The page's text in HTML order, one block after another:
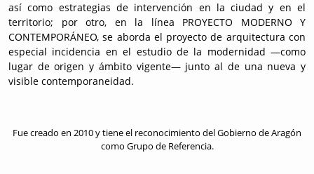
así como estrategias de intervención en la ciudad y en el
territorio; por otro, en la línea PROYECTO MODERNO Y
CONTEMPORÁNEO, se aborda el proyecto de arquitectura con
especial incidencia en el estudio de la modernidad —como
lugar de origen y ámbito vigente— junto al de una nueva y
visible contemporaneidad.
Fue creado en 2010 y tiene el reconocimiento del Gobierno de Aragón
como Grupo de Referencia.